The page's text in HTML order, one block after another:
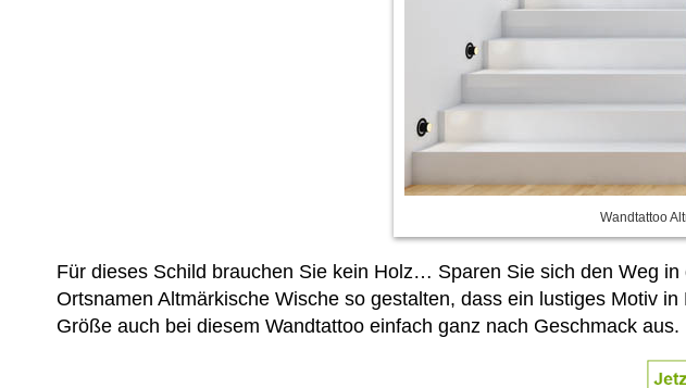
Wandtattoo
Für dieses Schild brauchen Sie kein Holz… Sparen Sie sich den Weg
Ortsnamen Altmärkische Wische so gestalten, dass ein lustiges Motiv
Größe auch bei diesem Wandtattoo einfach ganz nach Geschmack aus.